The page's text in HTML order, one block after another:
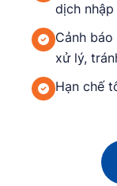
dịch nhập
Cảnh
xử lý,
Hạn chế